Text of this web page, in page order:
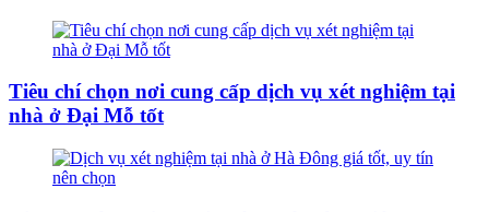
Tiêu chí chọn nơi cung cấp dịch vụ xét nghiệm tại
nhà ở Đại Mỗ tốt